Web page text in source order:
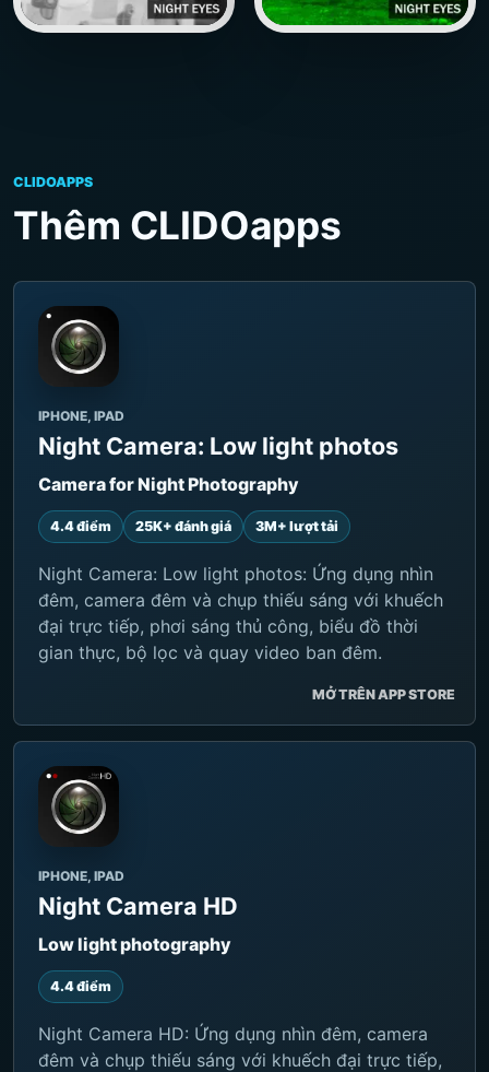
CLIDOAPPS
Thêm CLIDOapps
IPHONE, IPAD
Night Camera: Low light photos
Camera for Night Photography
4.4 điểm 25K+ đánh giá 3M+ lượt tải
Night Camera: Low light photos: Ứng dụng nhìn
đêm, camera đêm và chụp thiếu sáng với khuếch
đại trực tiếp, phơi sáng thủ công, biểu đồ thời
gian thực, bộ lọc và quay video ban đêm.
MỞ TRÊN APP STORE
IPHONE, IPAD
Night Camera HD
Low light photography
4.4 điểm
Night Camera HD: Ứng dụng nhìn đêm, camera
đêm và chụp thiếu sáng với khuếch đại trực tiếp,